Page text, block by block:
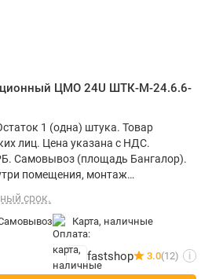
ЦМО 24U ШТК-М-24.6.6-
1 (одна) штука. Товар
лиц. Цена указана с НДС.
Самовывоз (площадь Бангалор).
помещения, монтаж
см
срок.
карта, наличные
fastshop 3.0(12) i